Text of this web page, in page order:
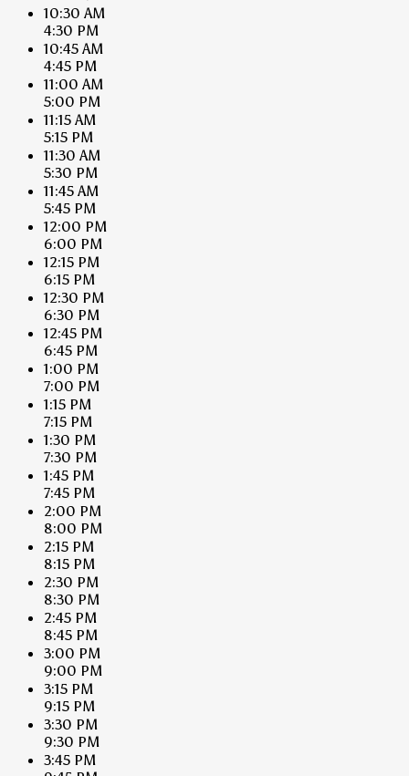
10:30 AM
4:30 PM
10:45 AM
4:45 PM
11:00 AM
5:00 PM
11:15 AM
5:15 PM
11:30 AM
5:30 PM
11:45 AM
5:45 PM
12:00 PM
6:00 PM
12:15 PM
6:15 PM
12:30 PM
6:30 PM
12:45 PM
6:45 PM
1:00 PM
7:00 PM
1:15 PM
7:15 PM
1:30 PM
7:30 PM
1:45 PM
7:45 PM
2:00 PM
8:00 PM
2:15 PM
8:15 PM
2:30 PM
8:30 PM
2:45 PM
8:45 PM
3:00 PM
9:00 PM
3:15 PM
9:15 PM
3:30 PM
9:30 PM
3:45 PM